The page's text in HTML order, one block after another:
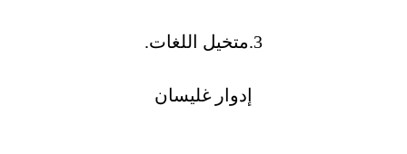
3.متخيل اللغات.
إدوار غليسان